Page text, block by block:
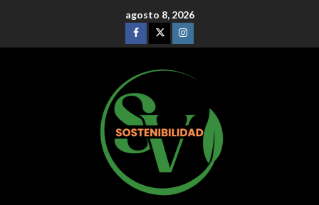
agosto 8, 2026